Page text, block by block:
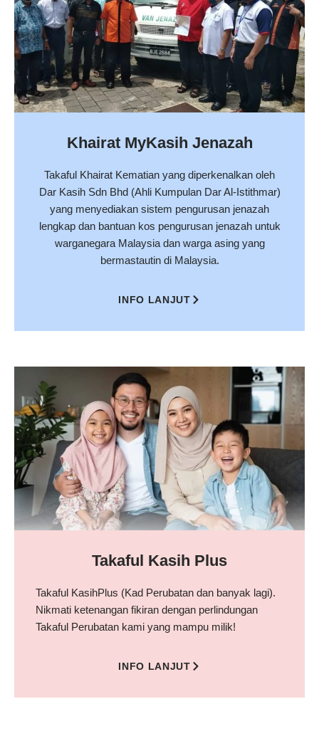
Khairat MyKasih Jenazah
Takaful Khairat Kematian yang diperkenalkan oleh
Dar Kasih Sdn Bhd (Ahli Kumpulan Dar Al-Istithmar)
yang menyediakan sistem pengurusan jenazah
lengkap dan bantuan kos pengurusan jenazah untuk
warganegara Malaysia dan warga asing yang
bermastautin di Malaysia.
INFO LANJUT
Takaful Kasih Plus
Takaful KasihPlus (Kad Perubatan dan banyak lagi).
Nikmati ketenangan fikiran dengan perlindungan
Takaful Perubatan kami yang mampu milik!
INFO LANJUT